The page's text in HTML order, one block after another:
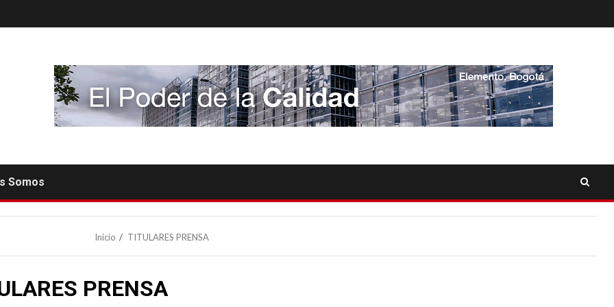
Somos
Inicio TITULARES PRENSA
PRENSA